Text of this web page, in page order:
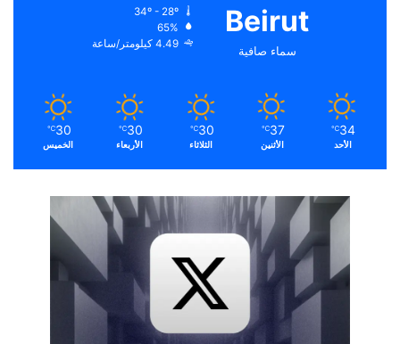
Beirut
سماء صافية
65%
4.49 كيلومتر/ساعة
34
℃
الأحد
37
℃
الأثنين
30
℃
الثلاثاء
30
℃
الأربعاء
30
℃
الخميس